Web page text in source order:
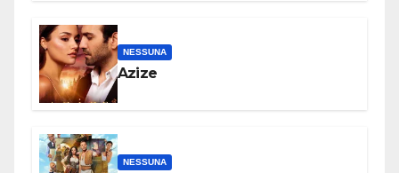
NESSUNA
Azize
NESSUNA